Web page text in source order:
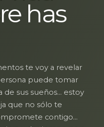
has
te voy a revelar
puede tomar
de sus sueños… estoy
que no sólo te
contigo…